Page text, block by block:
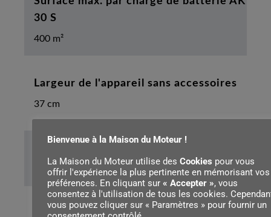
30 S
400 m²
Largeur de l'appareil sans accessoires
37 cm
108 cm
Diamètre de la roue avant
Bienvenue à la Maison du Moteur !
La Maison du Moteur utilise des Cookies pour vous
offrir l'expérience la plus pertinente en mémorisant vos
préférences. En cliquant sur « Accepter », vous
consentez à l'utilisation de tous les cookies.
vous pouvez cliquer sur « Paramètres » pour fournir un